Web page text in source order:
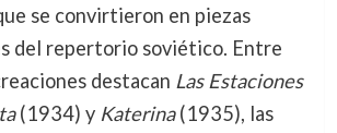
se convirtieron en piezas
del repertorio soviético. Entre
destacan Las Estaciones
(1934) y Katerina(1935), las